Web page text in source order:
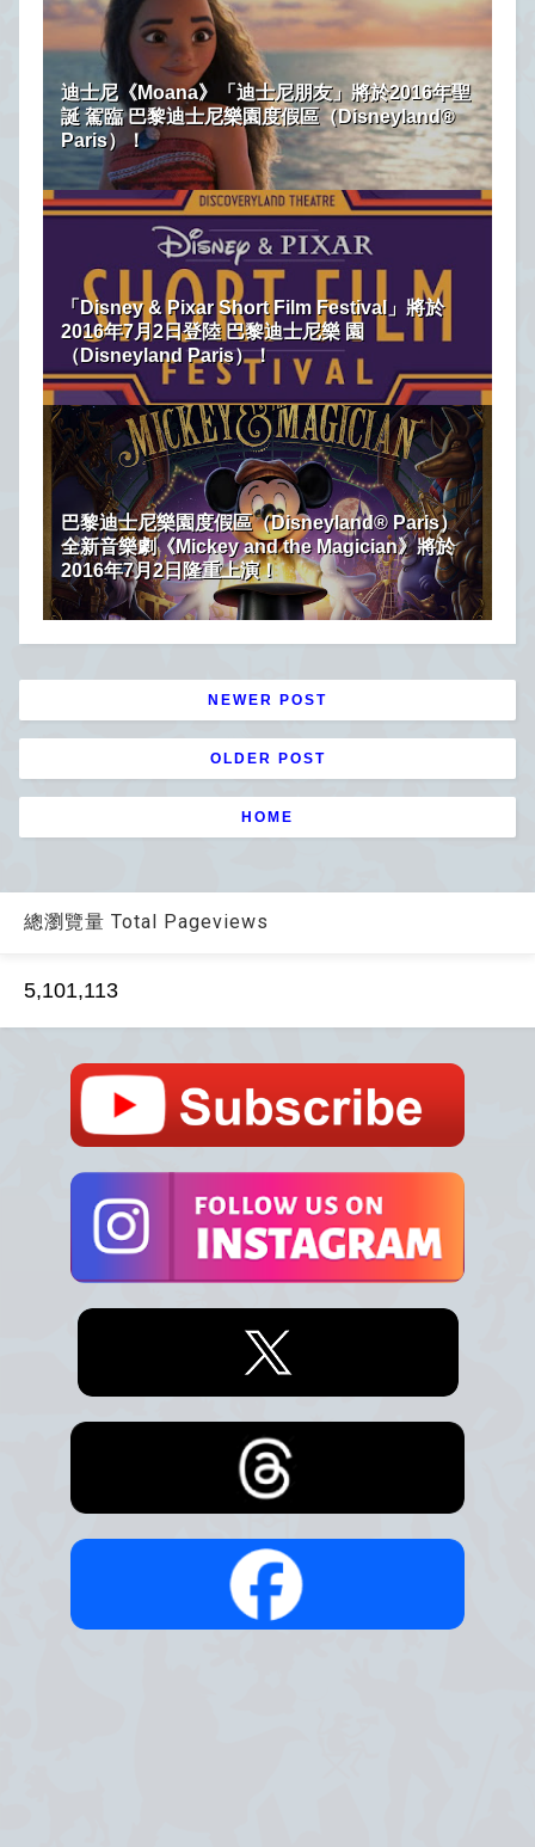
迪士尼《Moana》「迪士尼朋友」將於2016年聖
誕 駕臨 巴黎迪士尼樂園度假區（Disneyland®
Paris）！
「Disney & Pixar Short Film Festival」將於
2016年7月2日登陸 巴黎迪士尼樂 園
（Disneyland Paris）！
巴黎迪士尼樂園度假區（Disneyland® Paris）
全新音樂劇《Mickey and the Magician》將於
2016年7月2日隆重上演！
NEWER POST
OLDER POST
HOME
總瀏覽量 Total Pageviews
5,101,113